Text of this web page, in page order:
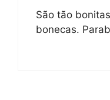
São tão
bonecas.